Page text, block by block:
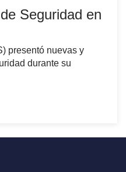
Seguridad en
presentó nuevas y
durante su